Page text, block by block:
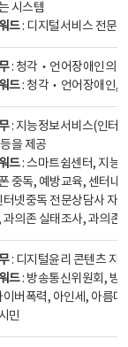
시스템
드: 디지털서비스 전문
: 청각‧언어장애인의
드: 청각‧언어장애인,
: 지능정보서비스(인터
을 제공
드: 스마트쉼센터, 지능
중독, 예방교육, 센터내
터넷중독 전문상담사 자
과의존 실태조사, 과의존
: 디지털윤리 콘텐츠 지
드: 방송통신위원회, 방
이버폭력, 아인세, 아름
민